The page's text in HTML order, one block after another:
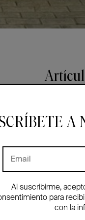
A
Al suscribirme,
para
con la